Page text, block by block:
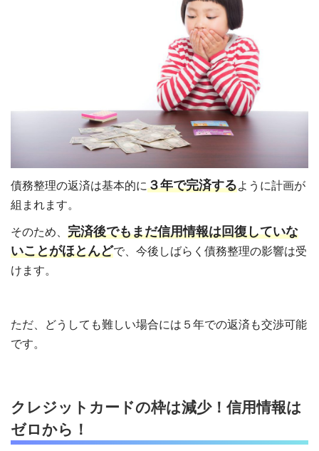
債務整理の返済は基本的に３年で完済するように計画が
組まれます。
そのため、 完済後でもまだ信用情報は回復していな
いことがほとんどで、今後しばらく債務整理の影響は受
けます。
ただ、どうしても難しい場合には５年での返済も交渉可能
です。
クレジットカードの枠は減少！信用情報は
ゼロから！